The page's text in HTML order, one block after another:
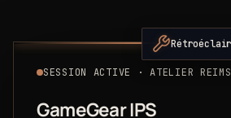
SESSION ACTIVE · ATELIER REIMS
GameGear IPS